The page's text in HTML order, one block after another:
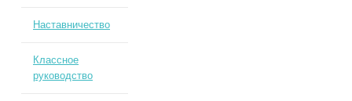
Наставничество
Классное
руководство